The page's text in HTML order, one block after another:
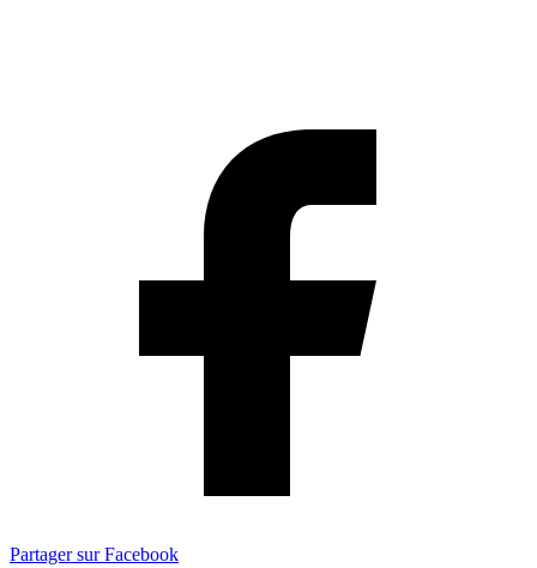
Partager sur Facebook